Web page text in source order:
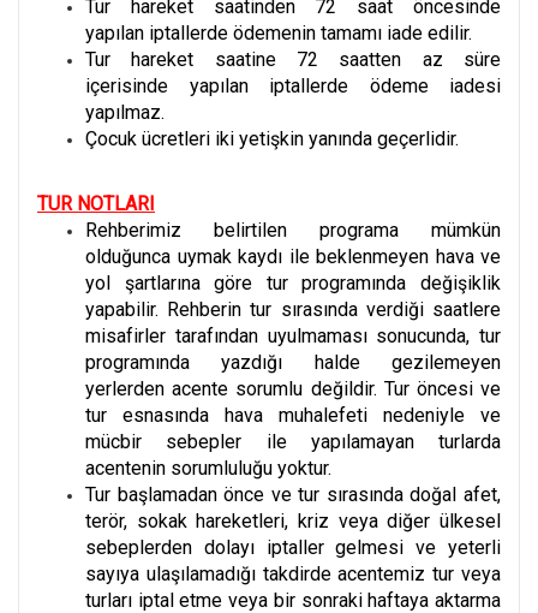
Tur hareket saatinden 72 saat öncesinde
yapılan iptallerde ödemenin tamamı iade edilir.
Tur hareket saatine 72 saatten az süre
içerisinde yapılan iptallerde ödeme iadesi
yapılmaz.
Çocuk ücretleri iki yetişkin yanında geçerlidir.
TUR NOTLARI
Rehberimiz belirtilen programa mümkün
olduğunca uymak kaydı ile beklenmeyen hava ve
yol şartlarına göre tur programında değişiklik
yapabilir. Rehberin tur sırasında verdiği saatlere
misafirler tarafından uyulmaması sonucunda, tur
programında yazdığı halde gezilemeyen
yerlerden acente sorumlu değildir. Tur öncesi ve
tur esnasında hava muhalefeti nedeniyle ve
mücbir sebepler ile yapılamayan turlarda
acentenin sorumluluğu yoktur.
Tur başlamadan önce ve tur sırasında doğal afet,
terör, sokak hareketleri, kriz veya diğer ülkesel
sebeplerden dolayı iptaller gelmesi ve yeterli
sayıya ulaşılamadığı takdirde acentemiz tur veya
turları iptal etme veya bir sonraki haftaya aktarma